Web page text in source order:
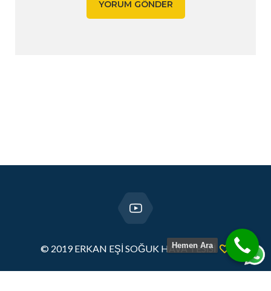
© 2019 ERKAN EŞİ SOĞUK HAVA TESİSİ
Hemen Ara